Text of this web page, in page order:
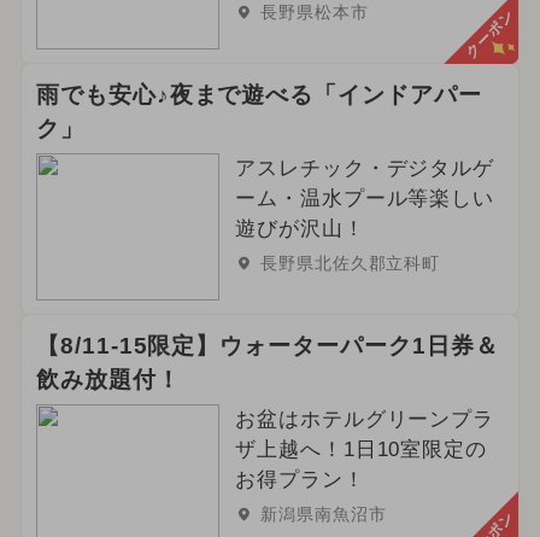
長野県松本市 クーポン
雨でも安心♪夜まで遊べる「インドアパー
ク」
アスレチック・デジタルゲ
ーム・温水プール等楽しい
遊びが沢山！
長野県北佐久郡立科町
【8/11-15限定】ウォーターパーク1日券＆
飲み放題付！
お盆はホテルグリーンプラ
ザ上越へ！1日10室限定の
お得プラン！
新潟県南魚沼市